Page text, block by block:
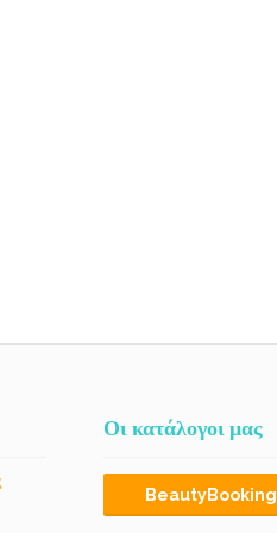
Οι κατάλογοι μας
BeautyBooking